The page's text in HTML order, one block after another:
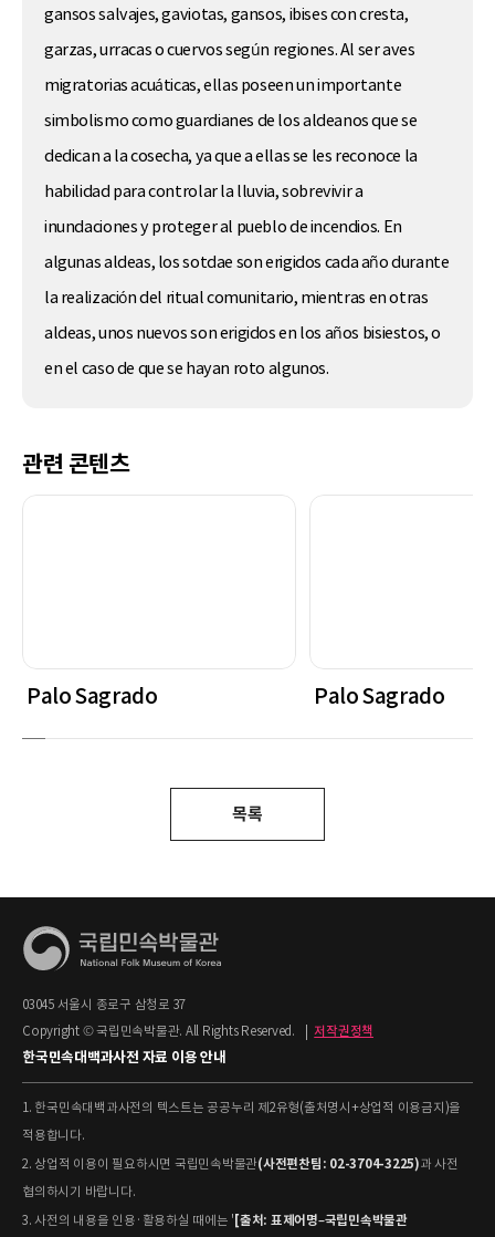
gansos salvajes, gaviotas, gansos, ibises con cresta,
garzas, urracas o cuervos según regiones. Al ser aves
migratorias acuáticas, ellas poseen un importante
simbolismo como guardianes de los aldeanos que se
dedican a la cosecha, ya que a ellas se les reconoce la
habilidad para controlar la lluvia, sobrevivir a
inundaciones y proteger al pueblo de incendios. En
algunas aldeas, lossotdae son erigidos cada año durante
la realización del ritual comunitario, mientras en otras
aldeas, unos nuevos son erigidos en los años bisiestos, o
en el caso de que se hayan roto algunos.
관련 콘텐츠
Palo Sagrado Palo Sagrado
목록
03045 서울시 종로구 삼청로 37
Copyright © 국립민속박물관. All Rights Reserved.
저작권정책
한국민속대백과사전 자료 이용 안내
1. 한국민속대백과사전의 텍스트는 공공누리 제2유형(출처명시+상업적 이용금지)을
적용합니다.
2. 상업적 이용이 필요하시면 국립민속박물관(사전편찬팀: 02-3704-3225)과 사전
협의하시기 바랍니다.
3. 사전의 내용을 인용·활용하실 때에는 ' [출처: 표제어명–국립민속박물관